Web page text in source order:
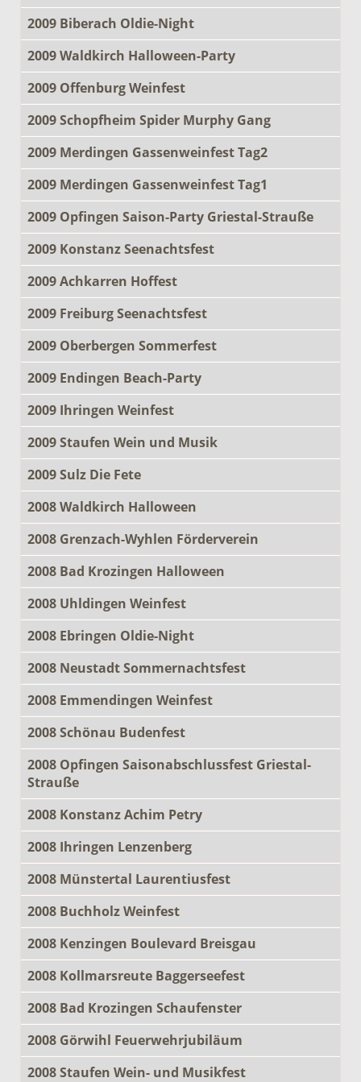
2009 Biberach Oldie-Night
2009 Waldkirch Halloween-Party
2009 Offenburg Weinfest
2009 Schopfheim Spider Murphy Gang
2009 Merdingen Gassenweinfest Tag2
2009 Merdingen Gassenweinfest Tag1
2009 Opfingen Saison-Party Griestal-Strauße
2009 Konstanz Seenachtsfest
2009 Achkarren Hoffest
2009 Freiburg Seenachtsfest
2009 Oberbergen Sommerfest
2009 Endingen Beach-Party
2009 Ihringen Weinfest
2009 Staufen Wein und Musik
2009 Sulz Die Fete
2008 Waldkirch Halloween
2008 Grenzach-Wyhlen Förderverein
2008 Bad Krozingen Halloween
2008 Uhldingen Weinfest
2008 Ebringen Oldie-Night
2008 Neustadt Sommernachtsfest
2008 Emmendingen Weinfest
2008 Schönau Budenfest
2008 Opfingen Saisonabschlussfest Griestal-
Strauße
2008 Konstanz Achim Petry
2008 Ihringen Lenzenberg
2008 Münstertal Laurentiusfest
2008 Buchholz Weinfest
2008 Kenzingen Boulevard Breisgau
2008 Kollmarsreute Baggerseefest
2008 Bad Krozingen Schaufenster
2008 Görwihl Feuerwehrjubiläum
2008 Staufen Wein- und Musikfest